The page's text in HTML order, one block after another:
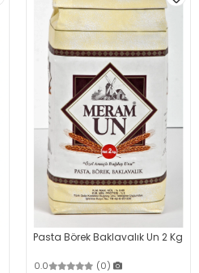
Pasta Börek Baklavalık Un 2 Kg
0.0 (0)